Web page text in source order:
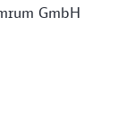
GmbH